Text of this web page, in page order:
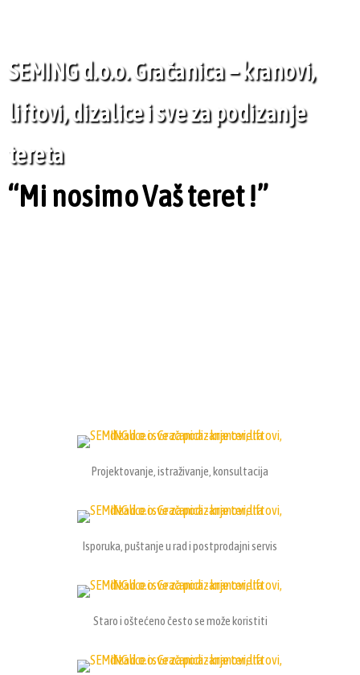
SEMING d.o.o. Gračanica – kranovi,
liftovi, dizalice i sve za podizanje
tereta
“Mi nosimo Vaš teret !”
Projektovanje, istraživanje, konsultacija
Isporuka, puštanje u rad i postprodajni servis
Staro i oštećeno često se može koristiti